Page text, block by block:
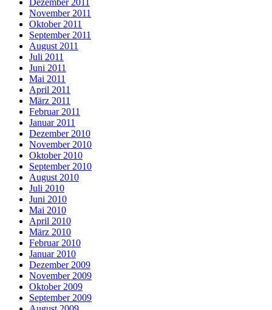
November 2011
Oktober 2011
September 2011
August 2011
Juli 2011
Juni 2011
Mai 2011
April 2011
März 2011
Februar 2011
Januar 2011
Dezember 2010
November 2010
Oktober 2010
September 2010
August 2010
Juli 2010
Juni 2010
Mai 2010
April 2010
März 2010
Februar 2010
Januar 2010
Dezember 2009
November 2009
Oktober 2009
September 2009